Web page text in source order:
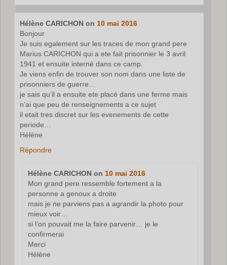
Hélène CARICHON on 10 mai 2016
Bonjour
Je suis egalement sur les traces de mon grand pere
Marius CARICHON qui a ete fait prisonnier le 3 avril
1941 et ensuite interné dans ce camp.
Je viens enfin de trouver son nom dans une liste de
prisonniers de guerre…
je sais qu’il a ensuite ete placé dans une ferme mais
n’ai que peu de renseignements a ce sujet
il etait tres discret sur les evenements de cette
periode…
Hélène
Répondre
Hélène CARICHON on 10 mai 2016
Mon grand pere ressemble fortement a la
personne a genoux a droite
mais je ne parviens pas a agrandir la photo pour
mieux voir…
si l’on pouvait me la faire parvenir… je le
confirmerai
Merci
Hélène